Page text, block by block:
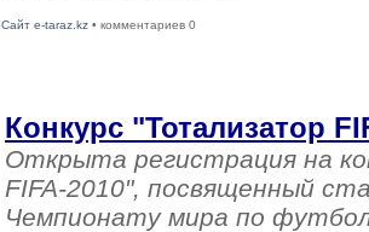
Сайт e-taraz.kz • комментариев 0
Конкурс "Тотализатор
Открыта регистрация на
FIFA-2010", посвященный
Чемпионату мира по